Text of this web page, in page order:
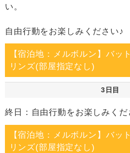
い。
自由行動をお楽しみください♪
【宿泊地：メルボルン】バッ
リンズ(部屋指定なし)
3日目
終日：自由行動をお楽しみくだ
【宿泊地：メルボルン】バッ
リンズ(部屋指定なし)